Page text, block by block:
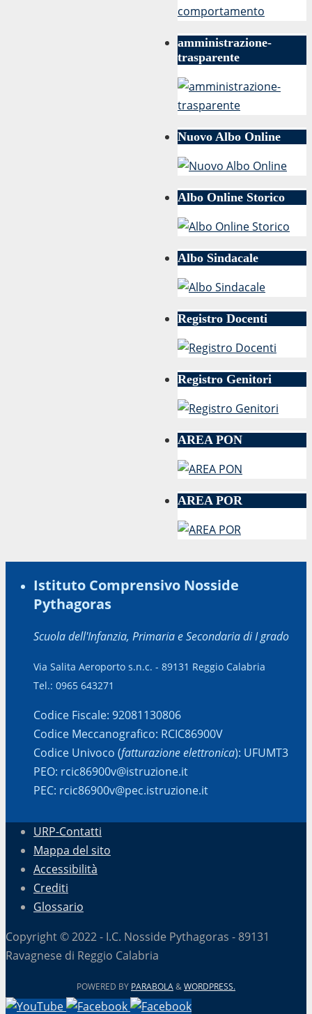
amministrazione-
trasparente
Nuovo Albo Online
Albo Online Storico
Albo Sindacale
Registro Docenti
Registro Genitori
AREA PON
AREA POR
Istituto Comprensivo Nosside
Pythagoras
Scuola dell'Infanzia, Primaria e Secondaria di I grado
Via Salita Aeroporto s.n.c. - 89131 Reggio Calabria
Tel.: 0965 643271
Codice Fiscale: 92081130806
Codice Meccanografico: RCIC86900V
Codice Univoco (fatturazione elettronica): UFUMT3
PEO: rcic86900v@istruzione.it
PEC: rcic86900v@pec.istruzione.it
URP-Contatti
Mappa del sito
Accessibilità
Crediti
Glossario
Copyright © 2022 - I.C. Nosside Pythagoras - 89131
Ravagnese di Reggio Calabria
POWERED BY PARABOLA&WORDPRESS.